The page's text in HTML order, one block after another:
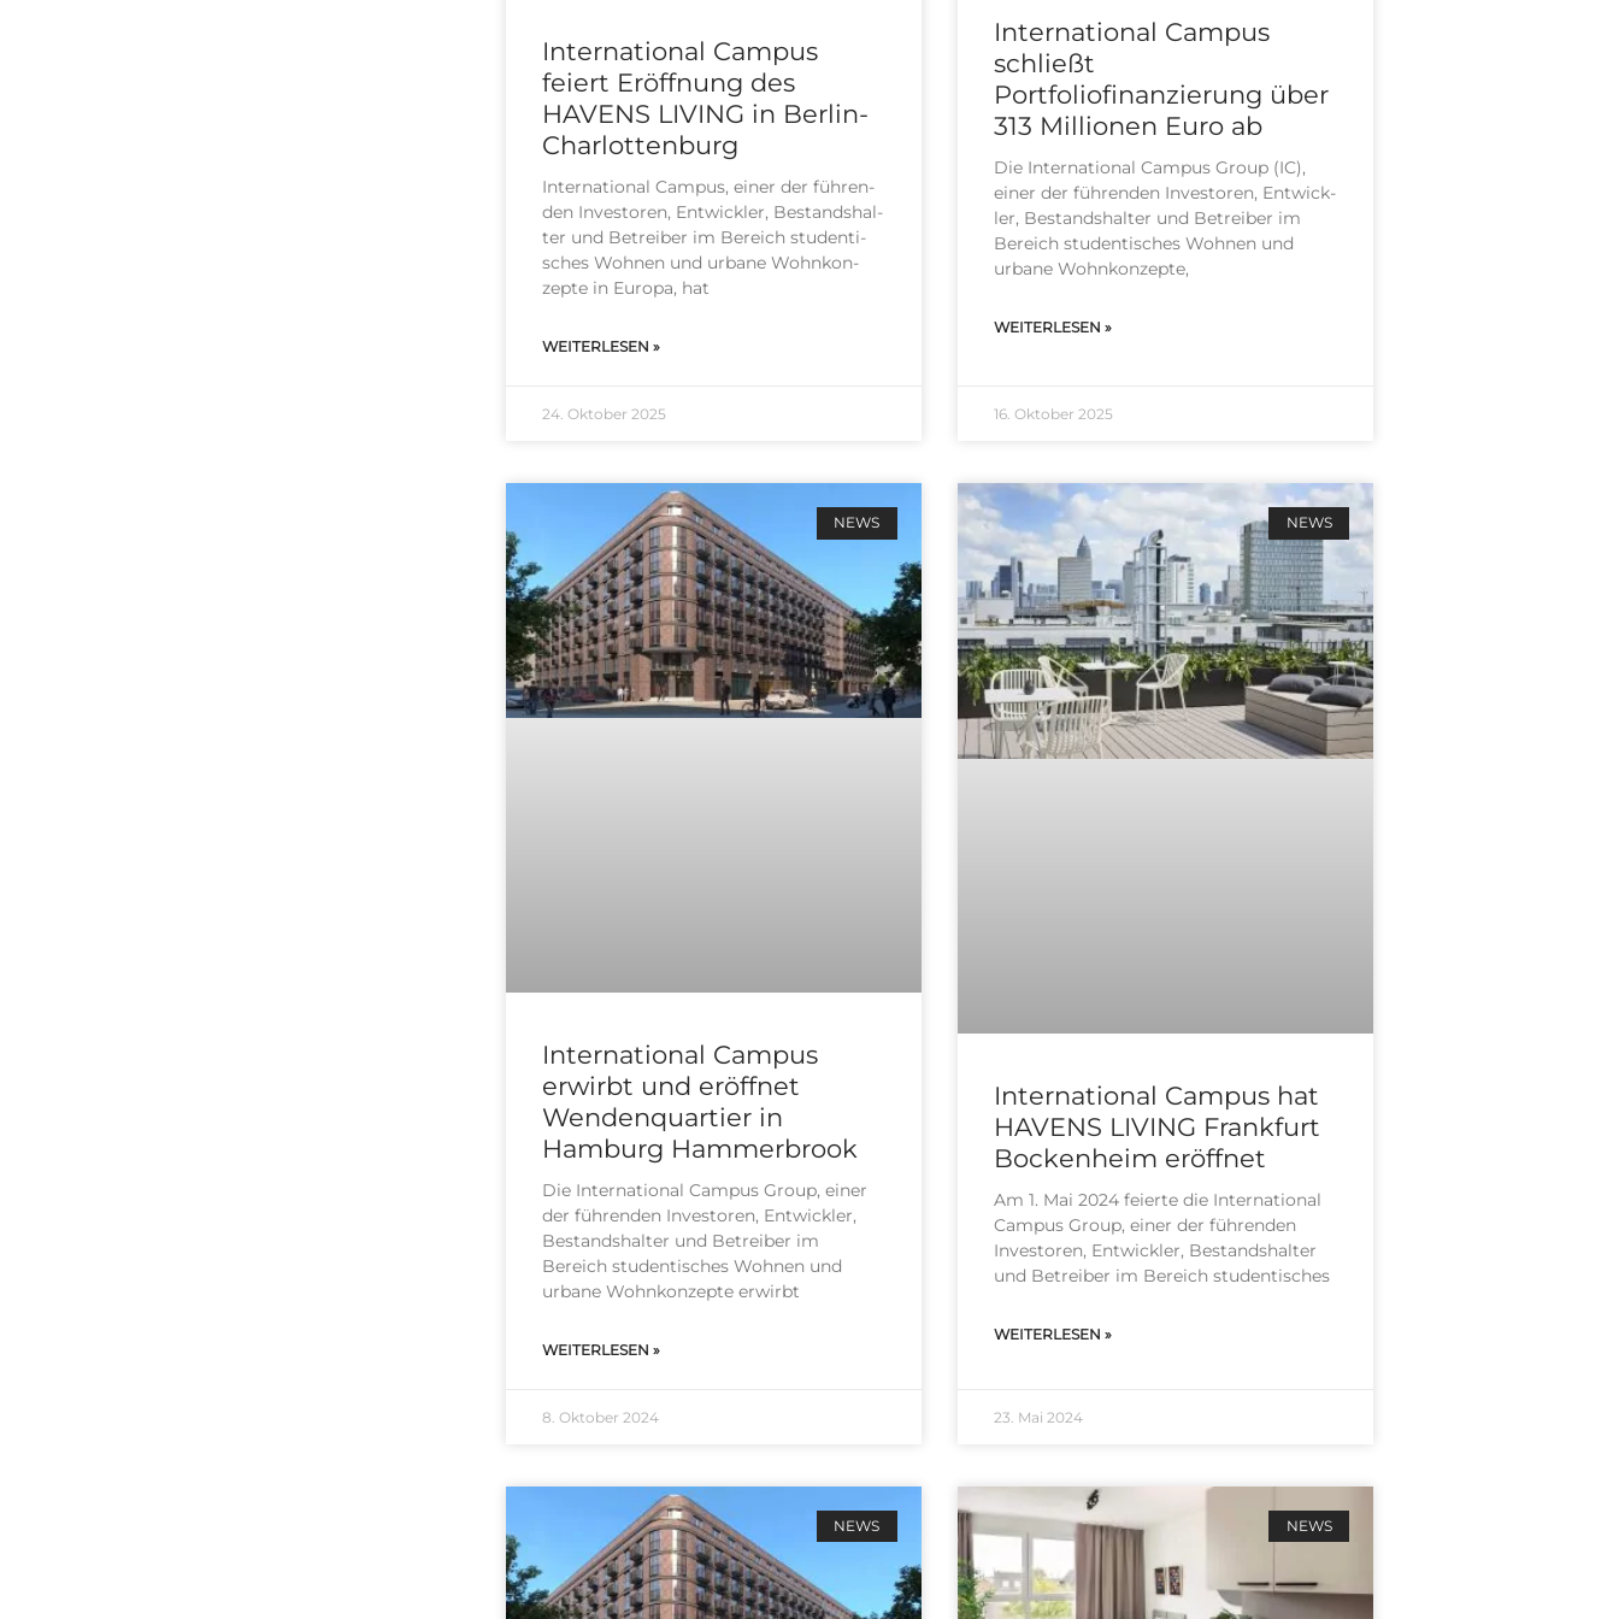
International Campus
feiert Eröffnung des
HAVENS LIVING in Berlin-
Charlottenburg
Inter­na­tio­nal Cam­pus, einer der füh­ren­
den Inves­to­ren, Ent­wick­ler, Bestands­hal­
ter und Betrei­ber im Bereich stu­den­ti­
sches Woh­nen und urba­ne Wohn­kon­
zep­te in Euro­pa, hat
WEITERLESEN »
24. Oktober 2025
International Campus
schließt
Portfoliofinanzierung über
313 Millionen Euro ab
Die Inter­na­tio­nal Cam­pus Group (IC),
einer der füh­ren­den Inves­to­ren, Ent­wick­
ler, Bestands­hal­ter und Betrei­ber im
Bereich stu­den­ti­sches Woh­nen und
urba­ne Wohn­kon­zep­te,
WEITERLESEN »
16. Oktober 2025
NEWS
International Campus
erwirbt und eröffnet
Wendenquartier in
Hamburg Hammerbrook
Die Inter­na­tio­nal Cam­pus Group, einer
der füh­ren­den Inves­to­ren, Ent­wick­ler,
Bestands­hal­ter und Betrei­ber im
Bereich stu­den­ti­sches Woh­nen und
urba­ne Wohn­kon­zep­te erwirbt
WEITERLESEN »
8. Oktober 2024
NEWS
International Campus hat
HAVENS LIVING Frankfurt
Bockenheim eröffnet
Am 1. Mai 2024 fei­er­te die Inter­na­tio­nal
Cam­pus Group, einer der füh­ren­den
Inves­to­ren, Ent­wick­ler, Bestands­hal­ter
und Betrei­ber im Bereich stu­den­ti­sches
WEITERLESEN »
23. Mai 2024
NEWS NEWS